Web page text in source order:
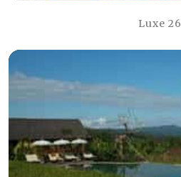
Luxe 26